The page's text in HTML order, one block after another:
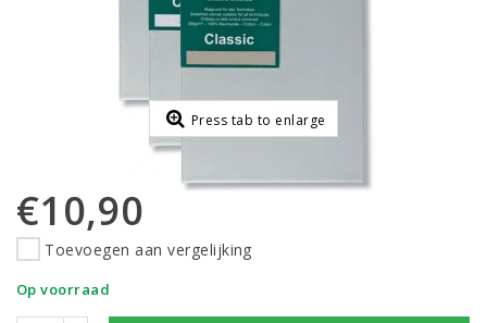
Press tab to enlarge
€10,90
Toevoegen aan vergelijking
Op voorraad